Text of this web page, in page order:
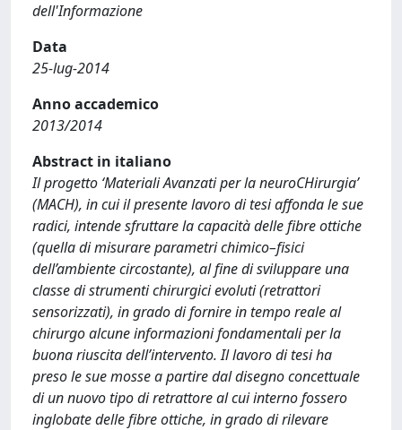
dell'Informazione
Data
25-lug-2014
Anno accademico
2013/2014
Abstract in italiano
Il progetto ‘Materiali Avanzati per la neuroCHirurgia’
(MACH), in cui il presente lavoro di tesi affonda le sue
radici, intende sfruttare la capacità delle fibre ottiche
(quella di misurare parametri chimico–fisici
dell’ambiente circostante), al fine di sviluppare una
classe di strumenti chirurgici evoluti (retrattori
sensorizzati), in grado di fornire in tempo reale al
chirurgo alcune informazioni fondamentali per la
buona riuscita dell’intervento. Il lavoro di tesi ha
preso le sue mosse a partire dal disegno concettuale
di un nuovo tipo di retrattore al cui interno fossero
inglobate delle fibre ottiche, in grado di rilevare